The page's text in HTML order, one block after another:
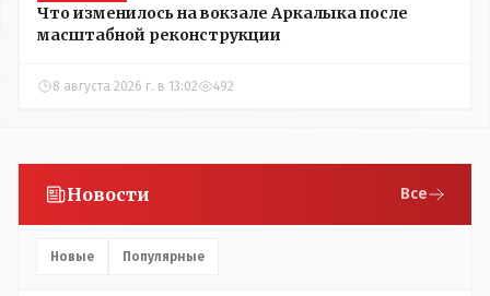
Что изменилось на вокзале Аркалыка после
масштабной реконструкции
8 августа 2026 г. в 13:02 492
Новости Все
Новые Популярные